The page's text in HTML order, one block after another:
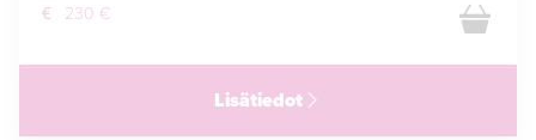
230 €
Lisätiedot